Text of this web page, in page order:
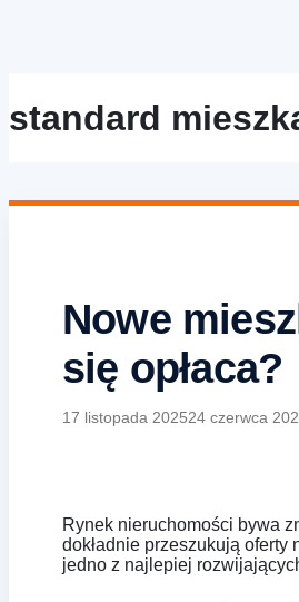
standard
Nowe
się opłaca?
17 listopada 202524 czerwca
Rynek nieruchomości bywa
dokładnie przeszukują
jedno z najlepiej